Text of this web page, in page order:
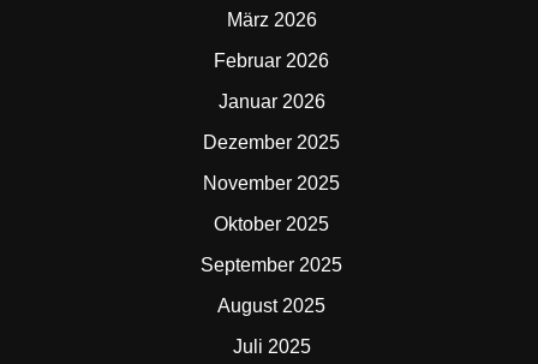
März 2026
Februar 2026
Januar 2026
Dezember 2025
November 2025
Oktober 2025
September 2025
August 2025
Juli 2025